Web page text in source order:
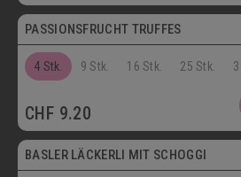
Postversand
PASSIONSFRUCHT TRUFFES
4 Stk. 9 Stk. 16 Stk. 25 Stk.
CHF 9.20
Vegetarisch
BASLER LÄCKERLI MIT SCHOGGI